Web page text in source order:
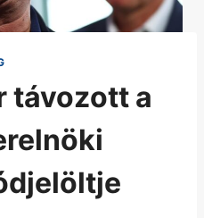
távozott a